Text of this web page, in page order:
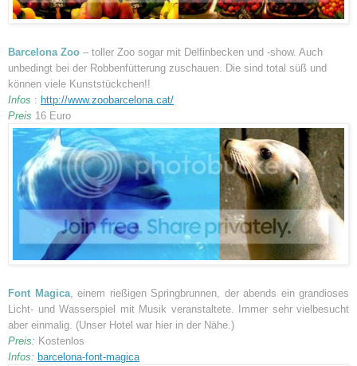
Barcelona Zoo – toller Zoo sogar mit Delfinbecken und -show. Auch
unbedingt bei der Robbenfütterung zuschauen. Die sind total süß und
können viele Kunststückchen!!
Infos : http://www.zoobarcelona.cat/
Preis 16 Euro
Font Magica, einem rießigen Springbrunnen, der abends ein grandioses
Licht- und Wasserspiel mit Musik veranstaltete. Immer sehr vielbesucht
aber einmalig. (Unser Hotel war hier in der Nähe.)
Preis: Kostenlos
Infos: barcelona-font-magica